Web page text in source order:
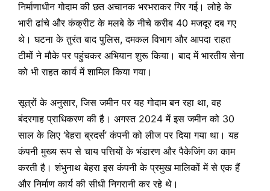
निर्माणाधीन गोदाम की छत अचानक भरभराकर गिर गई। लोहे के
भारी ढांचे और कंक्रीट के मलबे के नीचे करीब 40 मजदूर दब गए
थे। घटना के तुरंत बाद पुलिस, दमकल विभाग और आपदा राहत
टीमों ने मौके पर पहुंचकर अभियान शुरू किया। बाद में भारतीय सेना
को भी राहत कार्य में शामिल किया गया।
सूत्रों के अनुसार, जिस जमीन पर यह गोदाम बन रहा था, वह
बंदरगाह प्राधिकरण की है। अगस्त 2024 में इस जमीन को 30
साल के लिए ‘बेहरा ब्रदर्स’ कंपनी को लीज पर दिया गया था। यह
कंपनी मुख्य रूप से चाय पत्तियों के भंडारण और पैकेजिंग का काम
करती है। शंभुनाथ बेहरा इस कंपनी के प्रमुख मालिकों में से एक हैं
और निर्माण कार्य की सीधी निगरानी कर रहे थे।